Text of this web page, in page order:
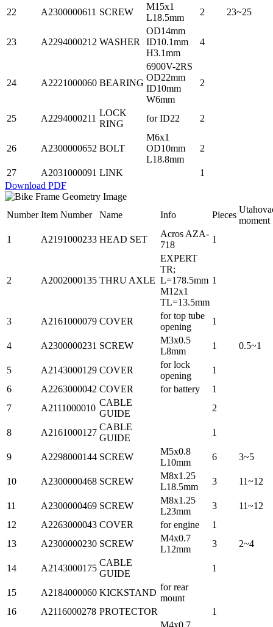
22 A2300000611 SCREW
M15x1
L18.5mm
2 23~25
23 A2294000212 WASHER
OD14mm
ID10.1mm
H3.1mm
4
24 A2221000060 BEARING
6900V-2RS
OD22mm
ID10mm
W6mm
2
25 A2294000211
LOCK
RING
for ID22 2
26 A2300000652 BOLT
M6x1
OD10mm
L18.8mm
2
27 A2031000091 LINK
1
Download PDF
Number Item Number Name Info Pieces
moment
1
A2191000233 HEAD SET
Acros AZA-
718
1
2 A2002000135 THRU AXLE
EXPERT
TR;
L=178.5mm
M12x1
TL=13.5mm
1
3 A2161000079 COVER
for top tube
opening
1
4 A2300000231 SCREW
M3x0.5
L8mm
1 0.5~1
5 A2143000129 COVER
for lock
opening
1
6
A2263000042 COVER for battery
1
7
A2111000010
CABLE
GUIDE
2
8 A2161000127
CABLE
GUIDE
1
9 A2298000144 SCREW
M5x0.8
L10mm
6 3~5
10 A2300000468 SCREW
M8x1.25
L18.5mm
3 11~12
11 A2300000469 SCREW
M8x1.25
L23mm
3
11~12
12
A2263000043 COVER for engine
1
13
A2300000230 SCREW
M4x0.7
L12mm
3 2~4
14 A2143000175
CABLE
GUIDE
1
15 A2184000060 KICKSTAND
for rear
mount
16
A2116000278 PROTECTOR
1
M4x0.7